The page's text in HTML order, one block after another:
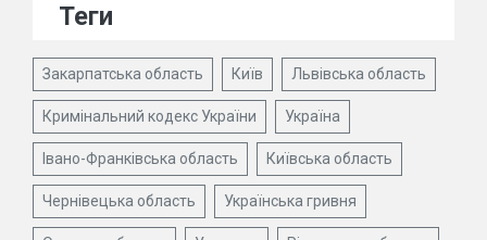
Теги
Закарпатська область Київ Львівська область
Кримінальний кодекс України Україна
Івано-Франківська область Київська область
Чернівецька область Українська гривня